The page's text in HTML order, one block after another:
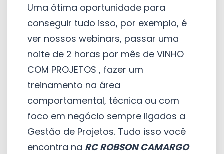
Uma ótima oportunidade para
conseguir tudo isso, por exemplo, é
ver nossos webinars, passar uma
noite de 2 horas por mês de VINHO
COM PROJETOS , fazer um
treinamento na área
comportamental, técnica ou com
foco em negócio sempre ligados a
Gestão de Projetos. Tudo isso você
encontra na RC ROBSON CAMARGO